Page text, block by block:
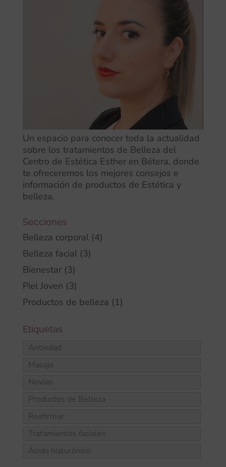
Un espacio para conocer toda la actualidad
sobre los tratamientos de Belleza del
Centro de Estética Esther en Bétera, donde
te ofreceremos los mejores consejos e
información de productos de Estética y
belleza.
Secciones
Belleza corporal(4)
Belleza facial(3)
Bienestar(3)
Piel Joven (3)
Productos de belleza (1)
Antiedad
Masaje
Novias
Productos de Belleza
Reafirmar
Tratamientos faciales
Ácido hialurónico